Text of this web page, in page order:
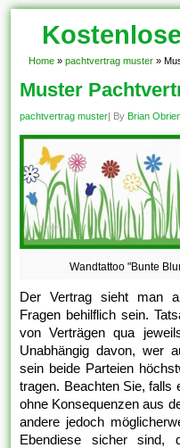
Home » pachtvertrag muster »
Muster
pachtvertrag muster| By Brian
Wandtattoo "Bunte
Der Vertrag sieht man
Fragen behilflich sein.
von Verträgen qua
Unabhängig davon, wer
sein beide Parteien
tragen. Beachten Sie, falls
ohne Konsequenzen aus
andere jedoch
Ebendiese sicher sind,